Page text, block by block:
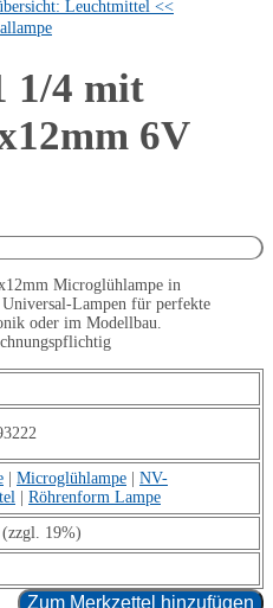
Leuchtmittel <<
1/4 mit
6V
Microglühlampe in
Lampen für perfekte
oder im Modellbau.
Microglühlampe
NV-
Röhrenform Lampe
19%)
Zum Merkzettel hinzufügen